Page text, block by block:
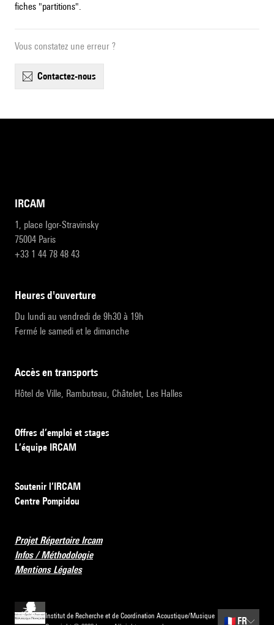
fiches "partitions".
Vous constatez une erreur ?
contactez-nous
IRCAM
1, place Igor-Stravinsky
75004 Paris
+33 1 44 78 48 43
heures d'ouverture
Du lundi au vendredi de 9h30 à 19h
Fermé le samedi et le dimanche
accès en transports
Hôtel de Ville, Rambuteau, Châtelet, Les Halles
Offres d’emploi et stages
L’équipe IRCAM
Soutenir l’IRCAM
Centre Pompidou
Projet Répertoire Ircam
Infos / Méthodologie
Mentions Légales
Institut de Recherche et de Coordination Acoustique/Musique
🇫🇷 FR